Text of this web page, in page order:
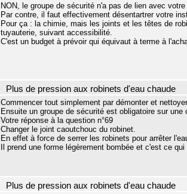
NON, le groupe de sécurité n'a pas de lien avec votre
Par contre, il faut effectivement désentartrer votre
Pour ça : la chimie, mais les joints et les têtes de
tuyauterie, suivant accessibilité.
C'est un budget à prévoir qui équivaut à terme à
Plus de pression aux robinets d'eau chaude
Commencer tout simplement par démonter et
Ensuite un groupe de sécurité est obligatoire sur une
Votre réponse à la question n°69
Changer le joint caoutchouc du robinet.
En effet à force de serrer les robinets pour arrêter
Il prend une forme légèrement bombée et c'est ce
Plus de pression aux robinets d'eau chaude